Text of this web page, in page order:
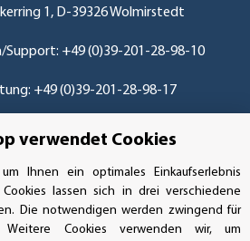
1, D-39326 Wolmirstedt
Support: +49 (0)39-201-28-98-10
+49 (0)39-201-28-98-17
info@aufkleberdealer.de
PROGRAMM
verwendet Cookies
Ihnen ein optimales Einkaufserlebnis
lassen sich in drei verschiedene
Die notwendigen werden zwingend für
Cookies verwenden wir, um